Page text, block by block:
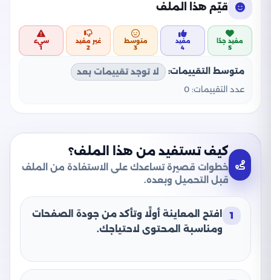
قيّم هذا الملف
مفيد جدًا
5
مفيد
4
متوسط
3
غير مفيد
2
سيء
1
متوسط التقييمات:
لا توجد تقييمات بعد
عدد التقييمات: 0
كيف تستفيد من هذا الملف؟
خطوات قصيرة تساعدك على الاستفادة من الملف
قبل التحميل وبعده.
1
افتح المعاينة أولًا وتأكد من جودة الصفحات
ومناسبة المحتوى لاحتياجك.